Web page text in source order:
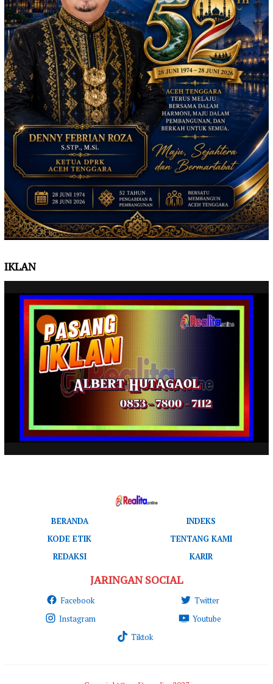
IKLAN
BERANDA
INDEKS
KODE ETIK
TENTANG KAMI
REDAKSI
KARIR
JARINGAN SOCIAL
Facebook
Twitter
Instagram
Youtube
Tiktok